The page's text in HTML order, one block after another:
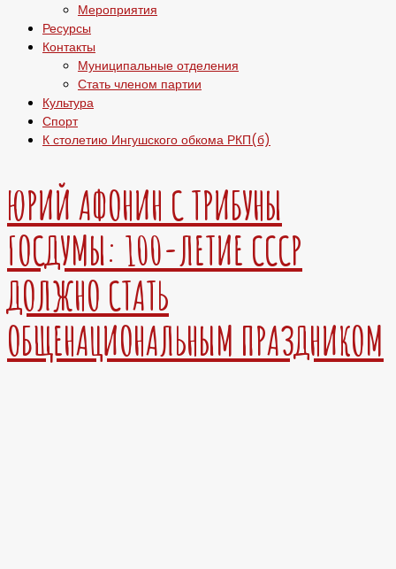
Мероприятия
Ресурсы
Контакты
Муниципальные отделения
Стать членом партии
Культура
Спорт
К столетию Ингушского обкома РКП(б)
ЮРИЙ АФОНИН С ТРИБУНЫ
ГОСДУМЫ: 100-ЛЕТИЕ СССР
ДОЛЖНО СТАТЬ
ОБЩЕНАЦИОНАЛЬНЫМ ПРАЗДНИКОМ